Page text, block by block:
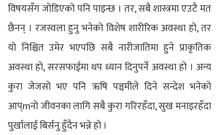
विषयसँग जोडिएको पनि पाइन्छ । तर, सबै शास्त्रमा एउटै मत
छैनन् । रजस्वला हुनु भनेको विशेष शारीरिक अवस्था हो, तर
यो निश्चित उमेर भएपछि सबै नारीजातिमा हुने प्राकृतिक
अवस्था हो, सरसफाईमा थप ध्यान दिनुपर्ने अवस्था हो । अन्य
कुरा जेजसो भए पनि ऋषि पञ्चमीले दिने सन्देश भनेको
आप्mनो जीवनका लागि सबै कुरा गरिरहँदा, सुख मनाइरहँदा
पुर्खालाई बिर्सनु हुँदैन भन्ने हो ।